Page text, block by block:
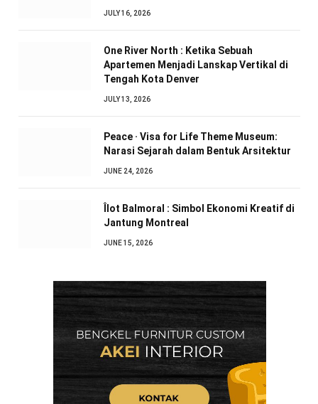
JULY 16, 2026
One River North : Ketika Sebuah
Apartemen Menjadi Lanskap Vertikal di
Tengah Kota Denver
JULY 13, 2026
Peace · Visa for Life Theme Museum:
Narasi Sejarah dalam Bentuk Arsitektur
JUNE 24, 2026
Îlot Balmoral : Simbol Ekonomi Kreatif di
Jantung Montreal
JUNE 15, 2026